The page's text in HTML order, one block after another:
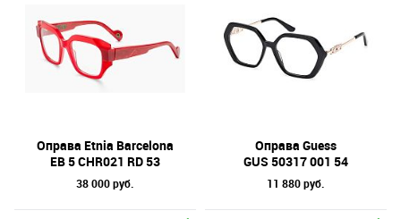
Оправа Etnia Barcelona
EB 5 CHR021 RD 53
38 000 руб.
Оправа Guess
GUS 50317 001 54
11 880 руб.